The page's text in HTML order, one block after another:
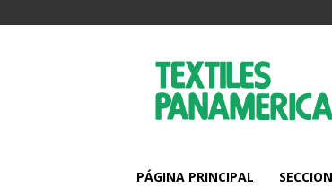
Textiles
Panamericanos
PÁGINA PRINCIPAL